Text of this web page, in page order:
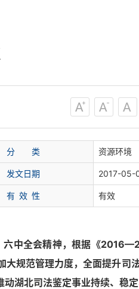
分 类 资源环境
发文日期 2017-05-
有 效 性 有效
六中全会精神，根据《
规范管理力度，全面提升司
湖北司法鉴定事业持续、稳定